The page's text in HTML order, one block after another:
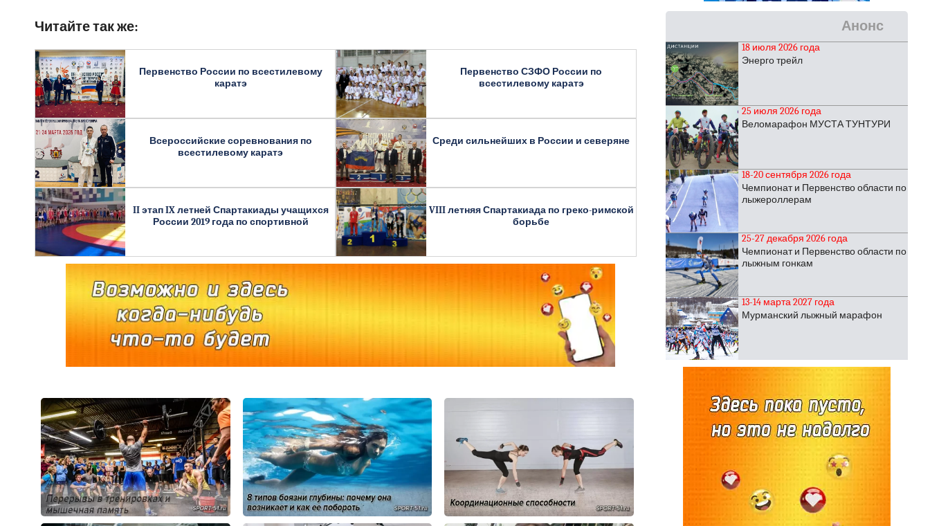
Читайте так же:
Первенство России по всестилевому
каратэ
Первенство СЗФО России по
всестилевому каратэ
Всероссийские соревнования по
всестилевому каратэ
Среди сильнейших в России и северяне
II этап IX летней Спартакиады учащихся
России 2019 года по спортивной
VIII летняя Спартакиада по греко-римской
борьбе
Анонс
18 июля 2026 года
Энерго трейл
25 июля 2026 года
Веломарафон МУСТА ТУНТУРИ
18-20 сентября 2026 года
Чемпионат и Первенство области по
лыжероллерам
25-27 декабря 2026 года
Чемпионат и Первенство области по
лыжным гонкам
13-14 марта 2027 года
Мурманский лыжный марафон